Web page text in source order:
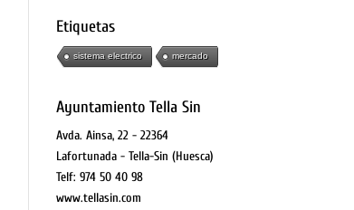
Etiquetas
sistema electrico mercado
Ayuntamiento Tella Sin
Avda. Ainsa, 22 - 22364
Lafortunada - Tella-Sin (Huesca)
Telf: 974 50 40 98
www.tellasin.com